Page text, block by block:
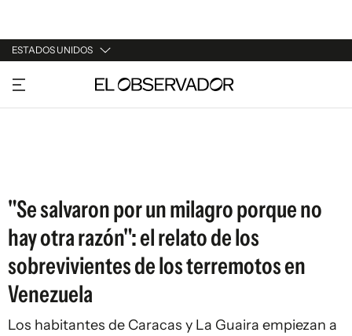
ESTADOS UNIDOS
URUGUAY
ARGENTINA
"Se salvaron por un milagro porque no
hay otra razón": el relato de los
sobrevivientes de los terremotos en
Venezuela
Los habitantes de Caracas y La Guaira empiezan a